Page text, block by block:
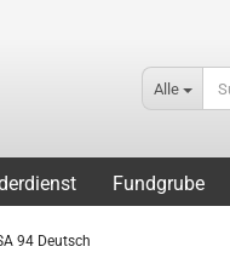
Alle
Fundgrube
94 Deutsch